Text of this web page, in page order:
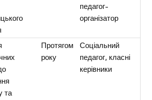
педагог-
організатор
та
Протягом
року
Соціальний
педагог, класні
керівники